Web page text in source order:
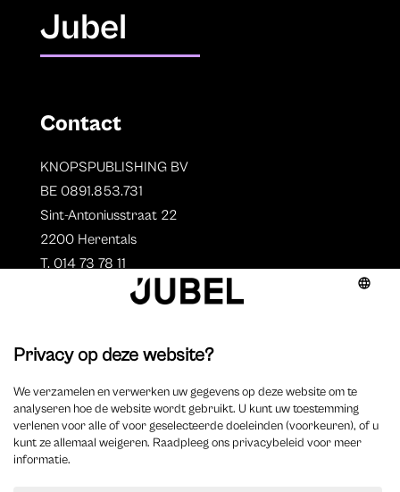
Jubel
Contact
KNOPSPUBLISHING BV
BE 0891.853.731
Sint-Antoniusstraat 22
2200 Herentals
T. 014 73 78 11
Aperçu des auteurs
Devenir auteur ?